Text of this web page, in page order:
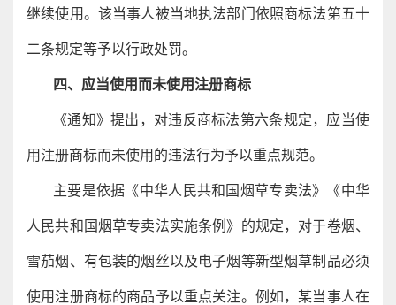
继续使用。该当事人被当地执法部门依照商标法第五十
二条规定等予以行政处罚。
四、应当使用而未使用注册商标
《通知》提出，对违反商标法第六条规定，应当使
用注册商标而未使用的违法行为予以重点规范。
主要是依据《中华人民共和国烟草专卖法》《中华
人民共和国烟草专卖法实施条例》的规定，对于卷烟、
雪茄烟、有包装的烟丝以及电子烟等新型烟草制品必须
使用注册商标的商品予以重点关注。例如，某当事人在